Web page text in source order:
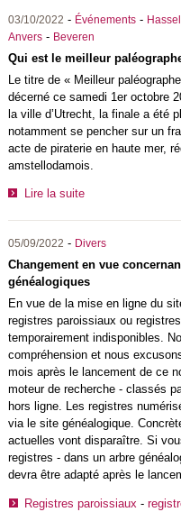
03/10/2022 - Événements-
Anvers- Beveren
Qui est le meilleur
Le titre de « Meilleur
décerné ce samedi 1er octobre
la ville d’Utrecht, la finale a été
notamment se pencher sur un
acte de piraterie en haute mer,
amstellodamois.
Lire la suite
05/09/2022 - Divers
Changement en vue
généalogiques
En vue de la mise en ligne du
registres paroissiaux ou
temporairement indisponibles.
compréhension et nous
mois après le lancement de ce
moteur de recherche - classés
hors ligne. Les registres
via le site généalogique.
actuelles vont disparaître. Si
registres - dans un arbre
devra être adapté après le
Registres paroissiaux -